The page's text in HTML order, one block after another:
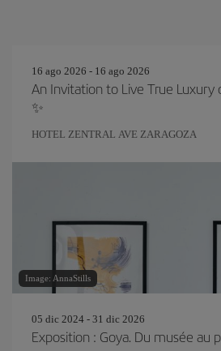
16 ago 2026 - 16 ago 2026
An Invitation to Live True Luxury
✨
HOTEL ZENTRAL AVE ZARAGOZA
Image: AnnaStills
05 dic 2024 - 31 dic 2026
Exposition : Goya. Du musée au